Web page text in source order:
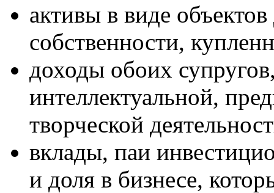
активы в виде
собственности,
доходы обоих
интеллектуальной,
творческой
вклады, паи
и доля в бизнесе,